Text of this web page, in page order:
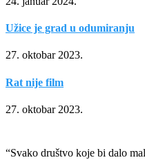
Užice je grad u odumiranju
27. oktobar 2023.
Rat nije film
27. oktobar 2023.
“Svako društvo koje bi dalo